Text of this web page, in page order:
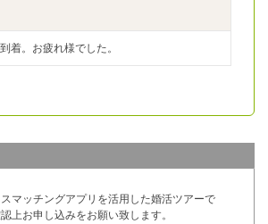
着。お疲れ様でした。
マッチングアプリを活用した婚活ツアーで
上お申し込みをお願い致します。